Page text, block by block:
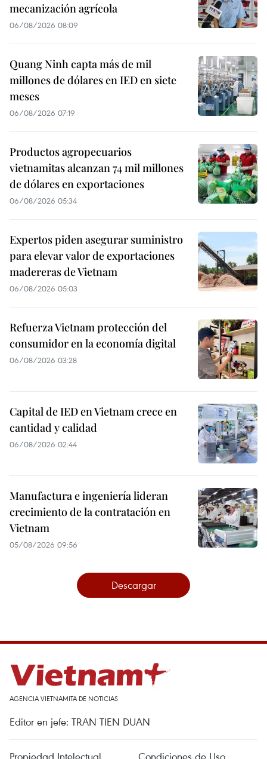
mecanización agrícola
06/08/2026 08:09
Quang Ninh capta más de mil
millones de dólares en IED en siete
meses
06/08/2026 07:19
Productos agropecuarios
vietnamitas alcanzan 74 mil millones
de dólares en exportaciones
06/08/2026 05:34
Expertos piden asegurar suministro
para elevar valor de exportaciones
madereras de Vietnam
06/08/2026 05:03
Refuerza Vietnam protección del
consumidor en la economía digital
06/08/2026 03:28
Capital de IED en Vietnam crece en
cantidad y calidad
06/08/2026 02:44
Manufactura e ingeniería lideran
crecimiento de la contratación en
Vietnam
05/08/2026 09:56
Descargar
AGENCIA VIETNAMITA DE NOTICIAS
Editor en jefe: TRAN TIEN DUAN
Propiedad Intelectual Condiciones de Uso